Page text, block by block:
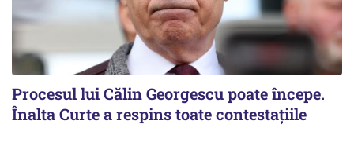
Procesul lui Călin Georgescu poate începe.
Înalta Curte a respins toate contestațiile